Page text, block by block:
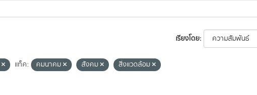
เรียงโดย
แท็ค: คมนาคม สังคม
สิ่งแวดล้อม